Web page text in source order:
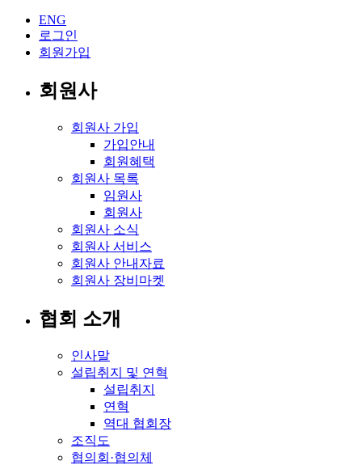
ENG
로그인
회원가입
회원사
회원사 가입
가입안내
회원혜택
회원사 목록
임원사
회원사
회원사 소식
회원사 서비스
회원사 안내자료
회원사 장비마켓
협회 소개
인사말
설립취지 및 연혁
설립취지
연혁
역대 협회장
조직도
협의회·협의체